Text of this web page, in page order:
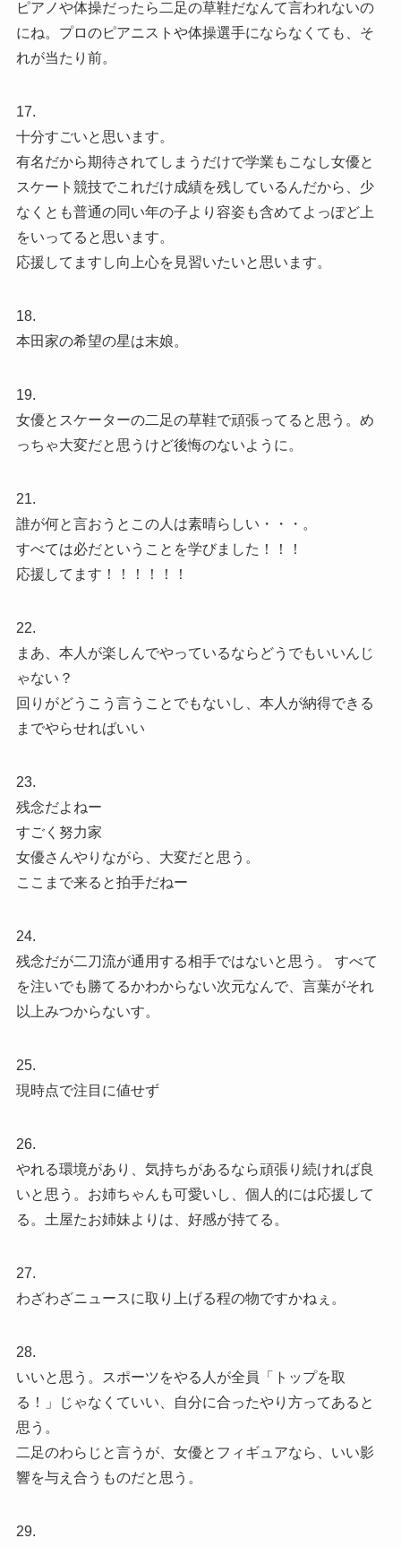
ピアノや体操だったら二足の草鞋だなんて言われないの
にね。プロのピアニストや体操選手にならなくても、そ
れが当たり前。
17.
十分すごいと思います。
有名だから期待されてしまうだけで学業もこなし女優と
スケート競技でこれだけ成績を残しているんだから、少
なくとも普通の同い年の子より容姿も含めてよっぽど上
をいってると思います。
応援してますし向上心を見習いたいと思います。
18.
本田家の希望の星は末娘。
19.
女優とスケーターの二足の草鞋で頑張ってると思う。め
っちゃ大変だと思うけど後悔のないように。
21.
誰が何と言おうとこの人は素晴らしい・・・。
すべては必だということを学びました！！！
応援してます！！！！！！
22.
まあ、本人が楽しんでやっているならどうでもいいんじ
ゃない？
回りがどうこう言うことでもないし、本人が納得できる
までやらせればいい
23.
残念だよねー
すごく努力家
女優さんやりながら、大変だと思う。
ここまで来ると拍手だねー
24.
残念だが二刀流が通用する相手ではないと思う。 すべて
を注いでも勝てるかわからない次元なんで、言葉がそれ
以上みつからないす。
25.
現時点で注目に値せず
26.
やれる環境があり、気持ちがあるなら頑張り続ければ良
いと思う。お姉ちゃんも可愛いし、個人的には応援して
る。土屋たお姉妹よりは、好感が持てる。
27.
わざわざニュースに取り上げる程の物ですかねぇ。
28.
いいと思う。スポーツをやる人が全員「トップを取
る！」じゃなくていい、自分に合ったやり方ってあると
思う。
二足のわらじと言うが、女優とフィギュアなら、いい影
響を与え合うものだと思う。
29.